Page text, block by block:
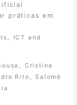
práticas em
ICT and
Cristina
Rito
Salomé